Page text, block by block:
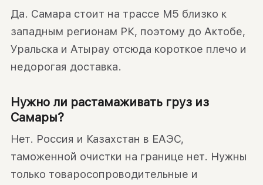
Да. Самара стоит на трассе М5 близко к
западным регионам РК, поэтому до Актобе,
Уральска и Атырау отсюда короткое плечо и
недорогая доставка.
Нужно ли растамаживать груз из
Самары?
Нет. Россия и Казахстан в ЕАЭС,
таможенной очистки на границе нет. Нужны
только товаросопроводительные и